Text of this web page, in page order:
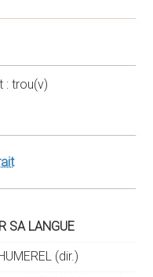
SA LANGUE
(dir.)